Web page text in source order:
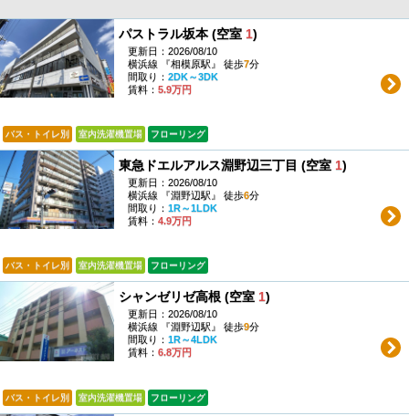
パストラル坂本 (空室 1)
更新日：2026/08/10
横浜線 『相模原駅』 徒歩7分
間取り： 2DK～3DK
賃料： 5.9万円
バス・トイレ別 室内洗濯機置場 フローリング
東急ドエルアルス淵野辺三丁目 (空室 1)
更新日：2026/08/10
横浜線 『淵野辺駅』 徒歩6分
間取り： 1R～1LDK
賃料： 4.9万円
バス・トイレ別 室内洗濯機置場 フローリング
シャンゼリゼ高根 (空室 1)
更新日：2026/08/10
横浜線 『淵野辺駅』 徒歩9分
間取り： 1R～4LDK
賃料： 6.8万円
バス・トイレ別 室内洗濯機置場 フローリング